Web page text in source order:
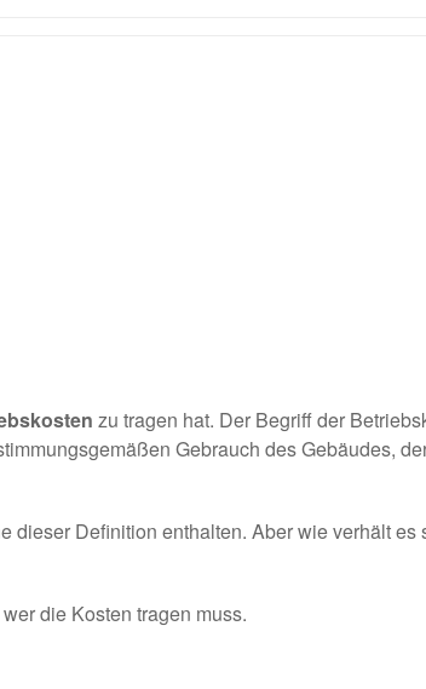
zu tragen hat. Der Begriff der
Gebrauch des Gebäudes,
dieser Definition enthalten. Aber wie verhält es
die Kosten tragen muss.